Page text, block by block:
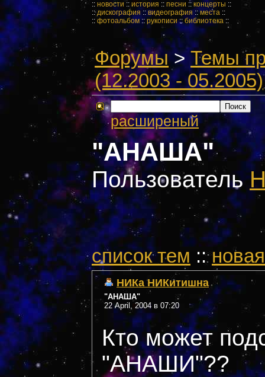
:: новости :: история :: песни :: концерты ::
::дискография :: видеография ::места ::
:: фотоальбом::рукописи::библиотека ::
Форумы> Темы
(12.2003 - 05.2005)
расширеный
"АНАША"
Пользователь
cписок тем ::
НИКа НИКитишна
"АНАША"
22 April, 2004 в 07:20
Кто может
"АНАШИ"??